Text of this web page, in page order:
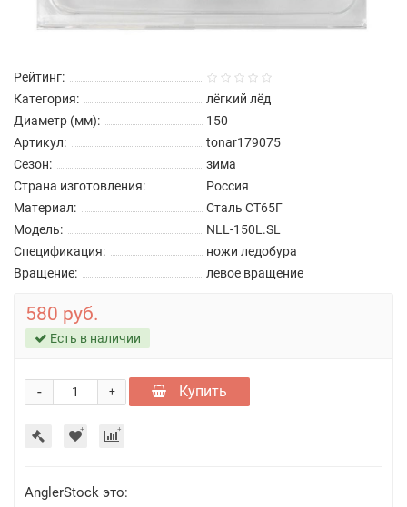
Рейтинг:
Категория:
лёгкий лёд
Диаметр (мм):
150
Артикул:
tonar179075
Сезон:
зима
Страна изготовления:
Россия
Материал:
Сталь СТ65Г
Модель:
NLL-150L.SL
Спецификация:
ножи ледобура
Вращение:
левое вращение
580 руб.
Есть в наличии
+
- Купить
AnglerStock это: